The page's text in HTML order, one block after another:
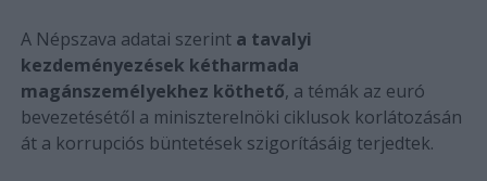
A Népszava adatai szerint a tavalyi
kezdeményezések kétharmada
magánszemélyekhez köthető, a témák az euró
bevezetésétől a miniszterelnöki ciklusok korlátozásán
át a korrupciós büntetések szigorításáig terjedtek.